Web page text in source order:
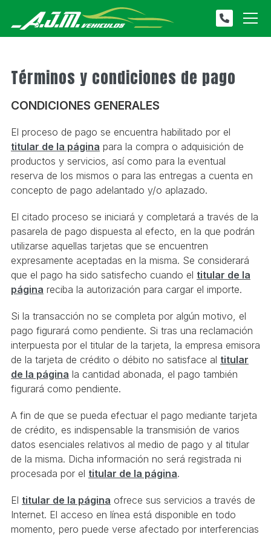
Términos y condiciones de pago
CONDICIONES GENERALES
El proceso de pago se encuentra habilitado por el
titular de la página para la compra o adquisición de
productos y servicios, así como para la eventual
reserva de los mismos o para las entregas a cuenta en
concepto de pago adelantado y/o aplazado.
El citado proceso se iniciará y completará a través de la
pasarela de pago dispuesta al efecto, en la que podrán
utilizarse aquellas tarjetas que se encuentren
expresamente aceptadas en la misma. Se considerará
que el pago ha sido satisfecho cuando el titular de la
página reciba la autorización para cargar el importe.
Si la transacción no se completa por algún motivo, el
pago figurará como pendiente. Si tras una reclamación
interpuesta por el titular de la tarjeta, la empresa emisora
de la tarjeta de crédito o débito no satisface al titular
de la página la cantidad abonada, el pago también
figurará como pendiente.
A fin de que se pueda efectuar el pago mediante tarjeta
de crédito, es indispensable la transmisión de varios
datos esenciales relativos al medio de pago y al titular
de la misma. Dicha información no será registrada ni
procesada por el titular de la página.
El titular de la página ofrece sus servicios a través de
Internet. El acceso en línea está disponible en todo
momento, pero puede verse afectado por interferencias